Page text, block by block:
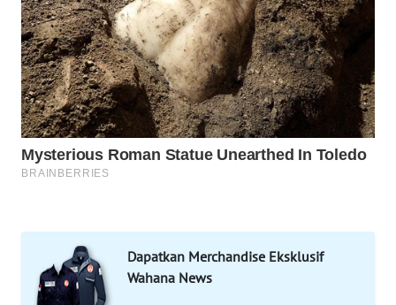
Dapatkan Merchandise Eksklusif
Wahana News
WN
MADURA
WN
SURABAYA
WN
NATUNA
WN
MANDALIKA